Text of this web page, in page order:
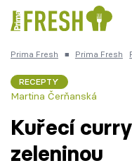
Česká kuchyně
Prima Fresh ■ Prima Fresh
RECEPTY
Martina Čerňanská
Kuřecí
zeleninou